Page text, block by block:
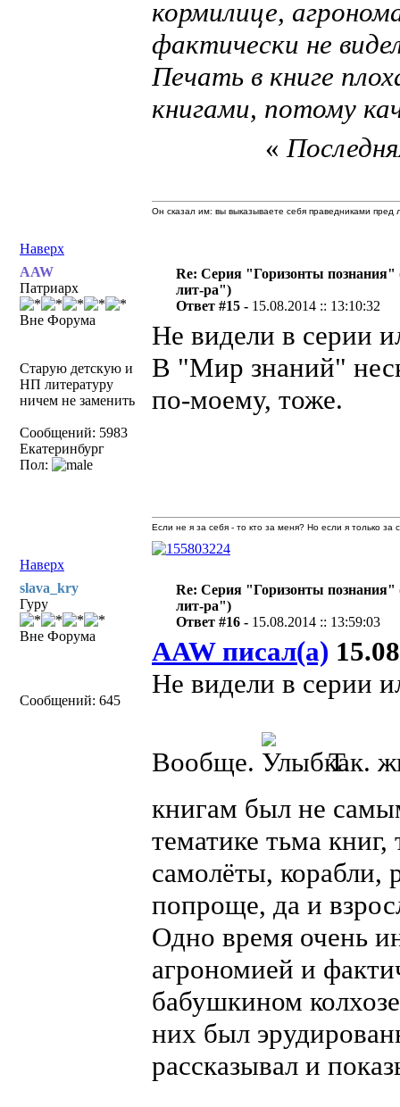
кормилице,
фактически не
Печать в книге
книгами, потому
Наверх
«
Он сказал им: вы выказываете себя праведниками
AAW
Патриарх
Вне Форума
Старую детскую и
НП литературу
ничем не заменить
Сообщений: 5983
Екатеринбург
Пол:
Re: Серия "Горизонты познания"
лит-ра")
Ответ #15 - 15.08.2014 :: 13:10:32
Не видели в серии
В "Мир знаний"
по-моему, тоже.
Наверх
Если не я за себя - то кто за меня? Но если я только
slava_kry
Гуру
Вне Форума
Сообщений: 645
Re: Серия "Горизонты познания"
лит-ра")
Ответ #16 - 15.08.2014 :: 13:59:03
AAW писал(а)
Не видели в серии
Вообще.
Т.к.
книгам был не
тематике тьма
самолёты, корабли,
попроще, да и
Одно время очень
агрономией и
бабушкином
них был
рассказывал и